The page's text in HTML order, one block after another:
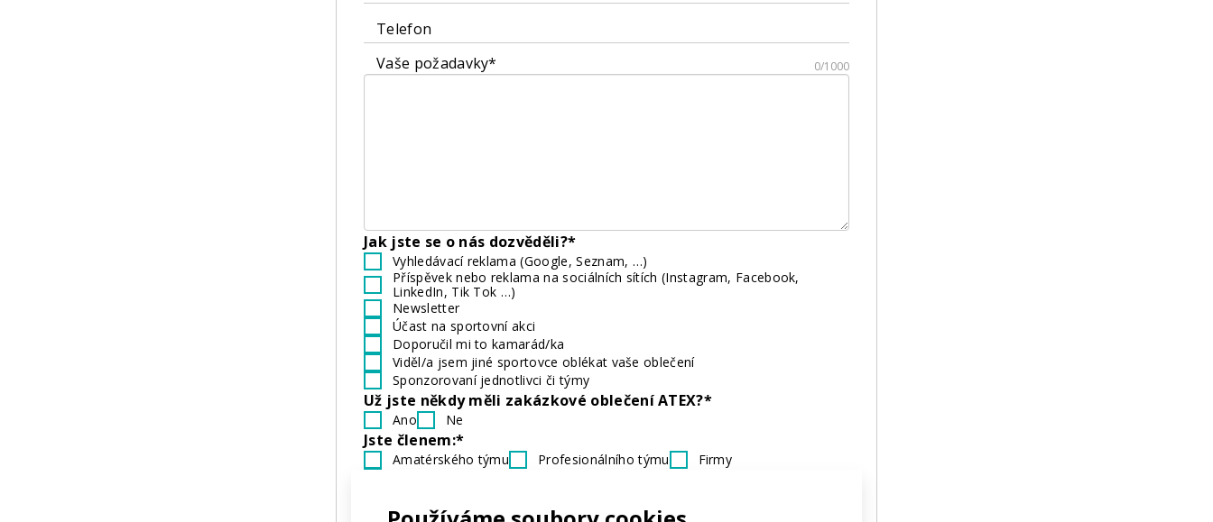
Telefon
Vaše požadavky*
0/1000
Jak jste se o nás dozvěděli?*
Vyhledávací reklama (Google, Seznam, …)
Příspěvek nebo reklama na sociálních sítích (Instagram, Facebook,
LinkedIn, Tik Tok …)
Newsletter
Účast na sportovní akci
Doporučil mi to kamarád/ka
Viděl/a jsem jiné sportovce oblékat vaše oblečení
Sponzorovaní jednotlivci či týmy
Už jste někdy měli zakázkové oblečení ATEX?*
Ano Ne
Jste členem:*
Amatérského týmu Profesionálního týmu
Firmy